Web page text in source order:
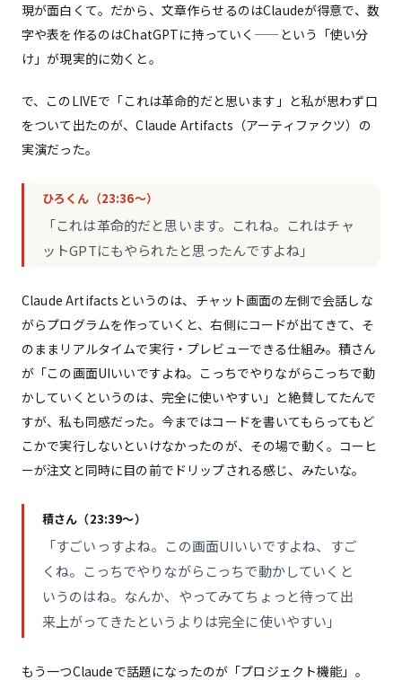
現が面白くて。だから、文章作らせるのはClaudeが得意で、数
字や表を作るのはChatGPTに持っていく——という「使い分
け」が現実的に効くと。
で、このLIVEで「これは革命的だと思います」と私が思わず口
をついて出たのが、Claude Artifacts（アーティファクツ）の
実演だった。
ひろくん（23:36〜）
「これは革命的だと思います。これね。これはチャ
ットGPTにもやられたと思ったんですよね」
Claude Artifactsというのは、チャット画面の左側で会話しな
がらプログラムを作っていくと、右側にコードが出てきて、そ
のままリアルタイムで実行・プレビューできる仕組み。積さん
が「この画面UIいいですよね。こっちでやりながらこっちで動
かしていくというのは、完全に使いやすい」と絶賛してたんで
すが、私も同感だった。今まではコードを書いてもらってもど
こかで実行しないといけなかったのが、その場で動く。コーヒ
ーが注文と同時に目の前でドリップされる感じ、みたいな。
積さん（23:39〜）
「すごいっすよね。この画面UIいいですよね、すご
くね。こっちでやりながらこっちで動かしていくと
いうのはね。なんか、やってみてちょっと待って出
来上がってきたというよりは完全に使いやすい」
もう一つClaudeで話題になったのが「プロジェクト機能」。